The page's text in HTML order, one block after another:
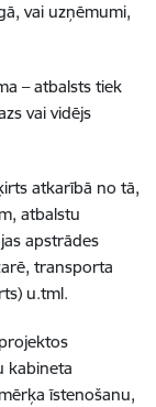
vai uzņēmumi,
– atbalsts tiek
vai vidējs
atkarībā no tā,
atbalstu
apstrādes
transporta
u.tml.
kabineta
īstenošanu,